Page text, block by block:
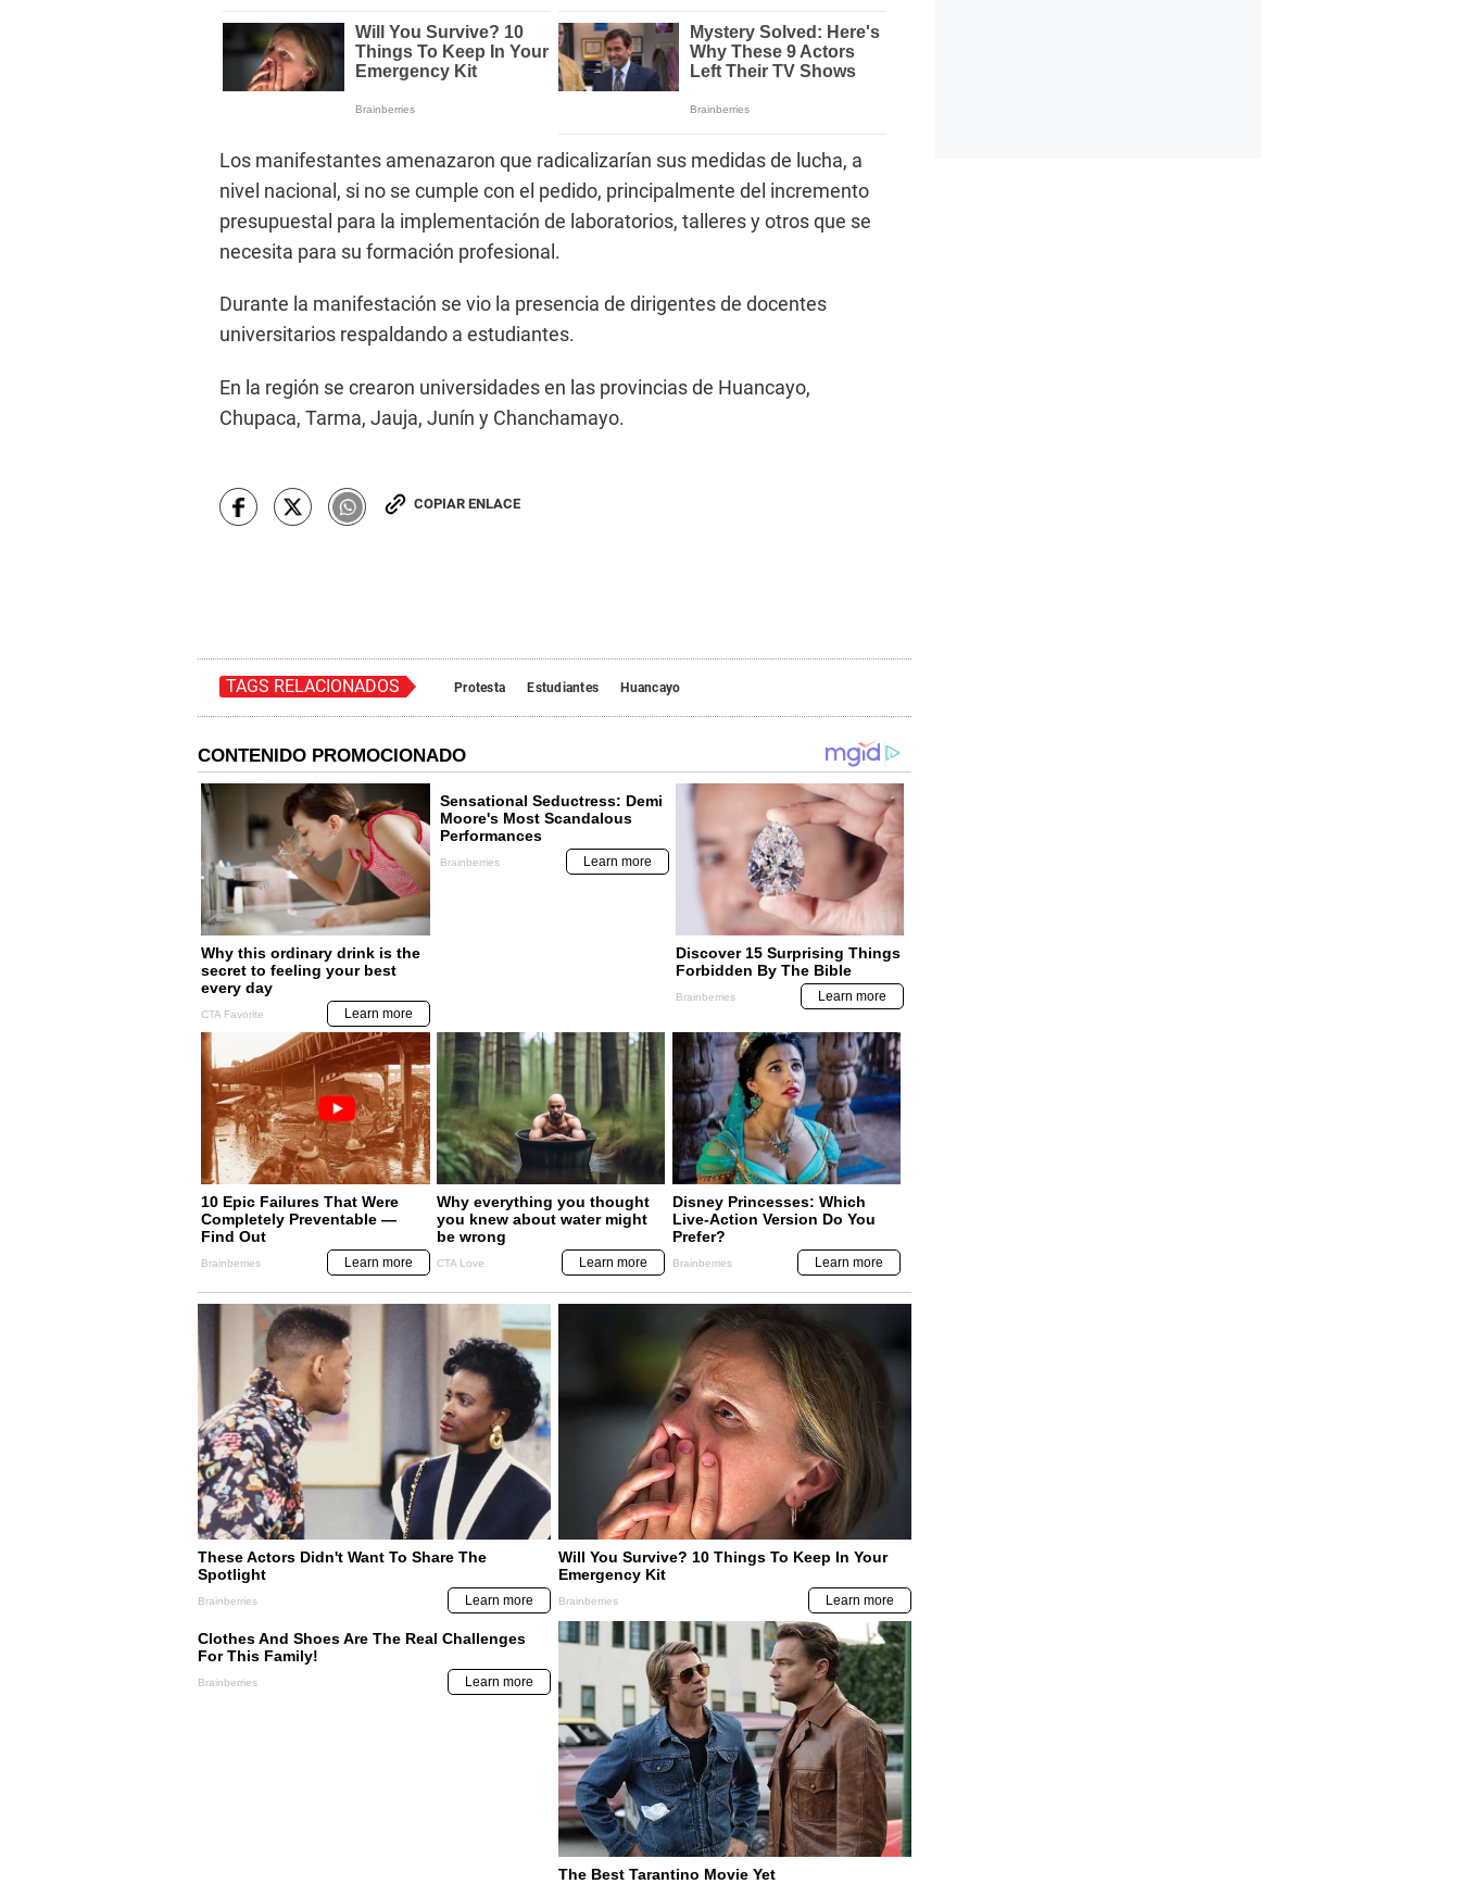
Los manifestantes amenazaron que radicalizarían sus medidas de lucha, a
nivel nacional, si no se cumple con el pedido, principalmente del incremento
presupuestal para la implementación de laboratorios, talleres y otros que se
necesita para su formación profesional.
Durante la manifestación se vio la presencia de dirigentes de docentes
universitarios respaldando a estudiantes.
En la región se crearon universidades en las provincias de Huancayo,
Chupaca, Tarma, Jauja, Junín y Chanchamayo.
COPIAR ENLACE
TAGS RELACIONADOS Protesta Estudiantes Huancayo